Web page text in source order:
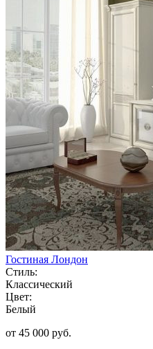
Гостиная Лондон
Стиль:
Классический
Цвет:
Белый
от 45 000 руб.